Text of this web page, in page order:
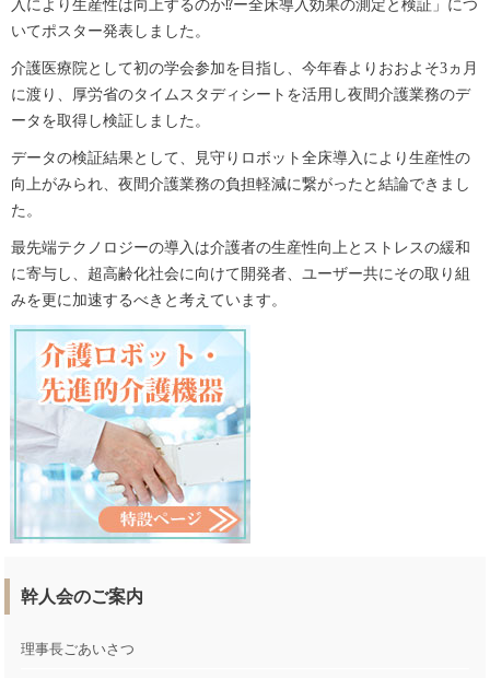
入により生産性は向上するのか⁉ー全床導入効果の測定と検証」につ
いてポスター発表しました。
介護医療院として初の学会参加を目指し、今年春よりおおよそ3ヵ月
に渡り、厚労省のタイムスタディシートを活用し夜間介護業務のデ
ータを取得し検証しました。
データの検証結果として、見守りロボット全床導入により生産性の
向上がみられ、夜間介護業務の負担軽減に繋がったと結論できまし
た。
最先端テクノロジーの導入は介護者の生産性向上とストレスの緩和
に寄与し、超高齢化社会に向けて開発者、ユーザー共にその取り組
みを更に加速するべきと考えています。
幹人会のご案内
理事長ごあいさつ